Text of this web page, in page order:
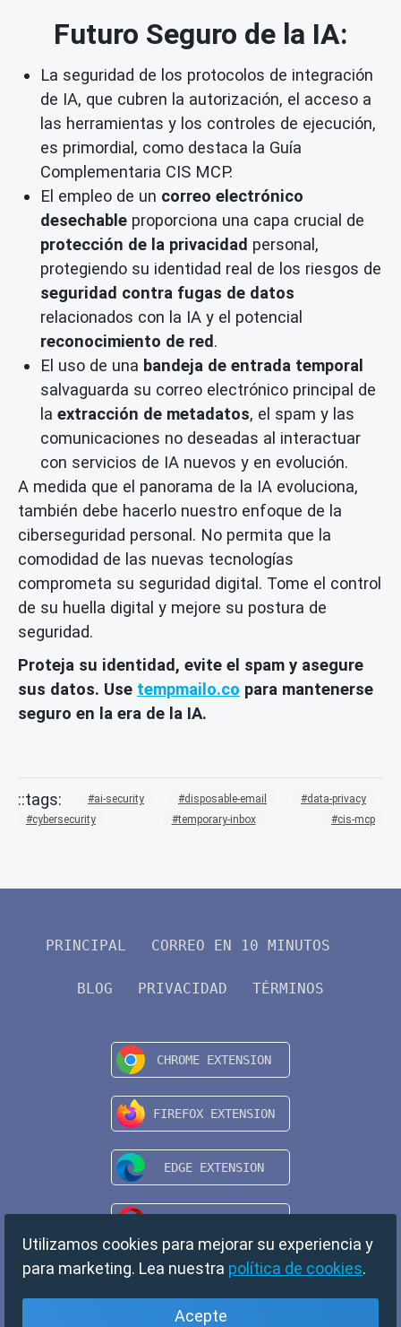
Futuro Seguro de la IA:
La seguridad de los protocolos de integración
de IA, que cubren la autorización, el acceso a
las herramientas y los controles de ejecución,
es primordial, como destaca la Guía
Complementaria CIS MCP.
El empleo de un correo electrónico
desechable proporciona una capa crucial de
protección de la privacidad personal,
protegiendo su identidad real de los riesgos de
seguridad contra fugas de datos
relacionados con la IA y el potencial
reconocimiento de red.
El uso de una bandeja de entrada temporal
salvaguarda su correo electrónico principal de
la extracción de metadatos, el spam y las
comunicaciones no deseadas al interactuar
con servicios de IA nuevos y en evolución.
A medida que el panorama de la IA evoluciona,
también debe hacerlo nuestro enfoque de la
ciberseguridad personal. No permita que la
comodidad de las nuevas tecnologías
comprometa su seguridad digital. Tome el control
de su huella digital y mejore su postura de
seguridad.
Proteja su identidad, evite el spam y asegure
sus datos. Use tempmailo.co para mantenerse
seguro en la era de la IA.
ai-security disposable-email
data-privacy
cybersecurity
temporary-inbox cis-mcp
PRINCIPAL CORREO EN 10 MINUTOS
BLOG PRIVACIDAD TÉRMINOS
Utilizamos cookies para mejorar su experiencia y
para marketing. Lea nuestra política de cookies.
Acepte